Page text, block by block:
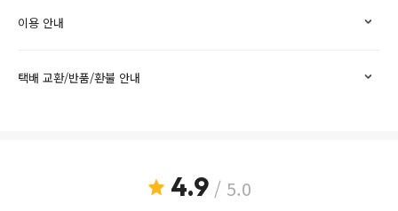
이용 안내
택배 교환/반품/환불 안내
4.9/ 5.0